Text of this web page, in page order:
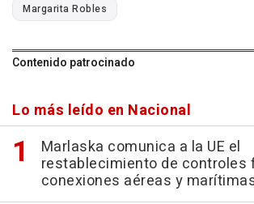
Margarita Robles
Contenido patrocinado
Lo más leído en Nacional
Marlaska comunica a la UE el
restablecimiento de controles
conexiones aéreas y